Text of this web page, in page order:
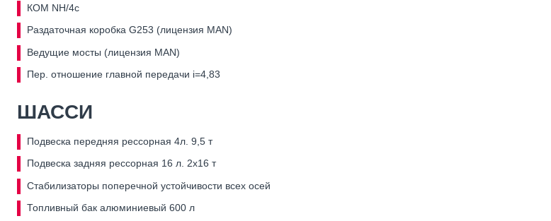
КОМ NH/4с
Раздаточная коробка G253 (лицензия MAN)
Ведущие мосты (лицензия MAN)
Пер. отношение главной передачи i=4,83
ШАССИ
Подвеска передняя рессорная 4л. 9,5 т
Подвеска задняя рессорная 16 л. 2x16 т
Стабилизаторы поперечной устойчивости всех осей
Топливный бак алюминиевый 600 л